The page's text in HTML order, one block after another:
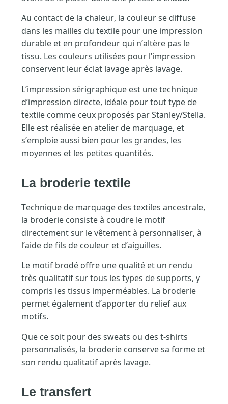
Au contact de la chaleur, la couleur se diffuse
dans les mailles du textile pour une impression
durable et en profondeur qui n’altère pas le
tissu. Les couleurs utilisées pour l’impression
conservent leur éclat lavage après lavage.
L’impression sérigraphique est une technique
d’impression directe, idéale pour tout type de
textile comme ceux proposés par Stanley/Stella.
Elle est réalisée en atelier de marquage, et
s’emploie aussi bien pour les grandes, les
moyennes et les petites quantités.
La broderie textile
Technique de marquage des textiles ancestrale,
la broderie consiste à coudre le motif
directement sur le vêtement à personnaliser, à
l’aide de fils de couleur et d’aiguilles.
Le motif brodé offre une qualité et un rendu
très qualitatif sur tous les types de supports, y
compris les tissus imperméables. La broderie
permet également d’apporter du relief aux
motifs.
Que ce soit pour des sweats ou des t-shirts
personnalisés, la broderie conserve sa forme et
son rendu qualitatif après lavage.
Le transfert